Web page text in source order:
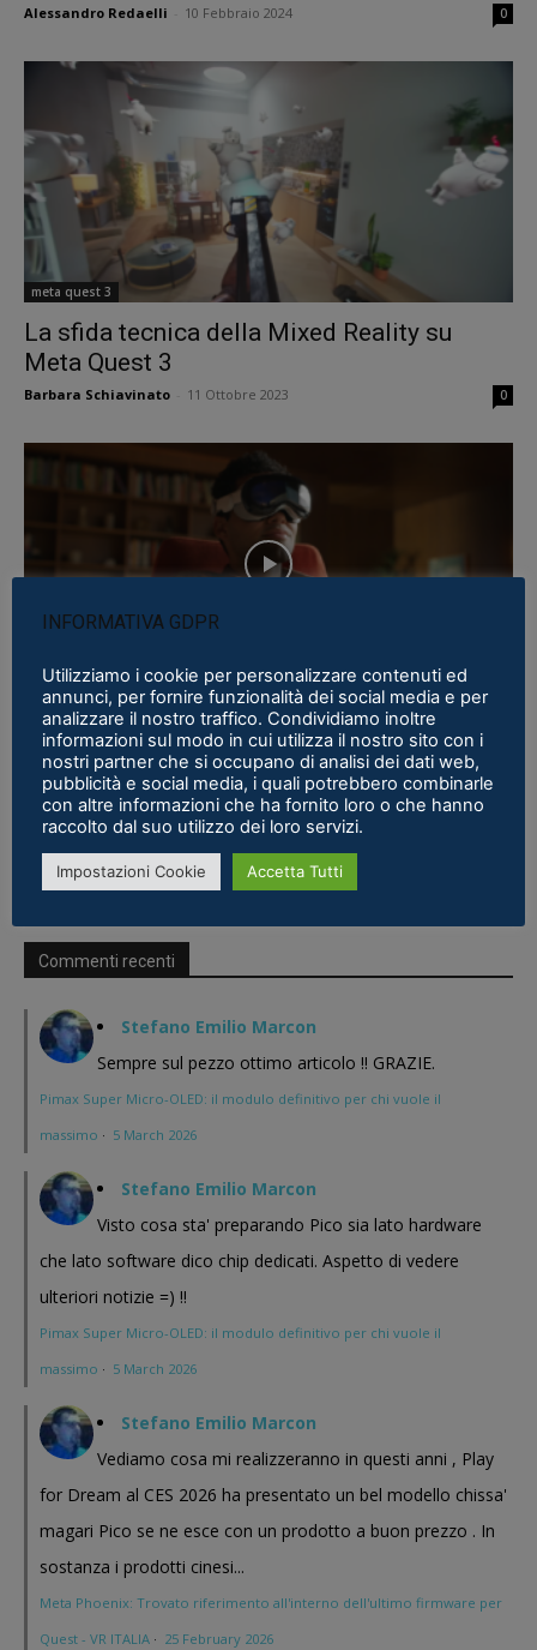
Alessandro Redaelli 10 Febbraio 2024 0
meta quest 3
La sfida tecnica della Mixed Reality su
Meta Quest 3
Barbara Schiavinato 11 Ottobre 2023 0
Recensioni
Cos’è il Vision Pro, l’avveniristico visore
VR/AR di Apple
Alessandro Redaelli - 6 Giugno 2023
Commenti recenti
Stefano Emilio Marcon
Sempre sul pezzo ottimo articolo !! GRAZIE.
Pimax Super Micro-OLED: il modulo definitivo per chi vuole il
massimo · 5 March 2026
Stefano Emilio Marcon
Visto cosa sta' preparando Pico sia lato hardware
che lato software dico chip dedicati. Aspetto di vedere
ulteriori notizie =) !!
Pimax Super Micro-OLED: il modulo definitivo per chi vuole il
massimo · 5 March 2026
Stefano Emilio Marcon
Vediamo cosa mi realizzeranno in questi anni , Play
for Dream al CES 2026 ha presentato un bel modello chissa'
magari Pico se ne esce con un prodotto a buon prezzo . In
sostanza i prodotti cinesi...
Meta Phoenix: Trovato riferimento all'interno dell'ultimo firmware per
Quest - VR ITALIA · 25 February 2026
INFORMATIVA GDPR
Utilizziamo i cookie per personalizzare contenuti ed
annunci, per fornire funzionalità dei social media e per
analizzare il nostro traffico. Condividiamo inoltre
informazioni sul modo in cui utilizza il nostro sito con i
nostri partner che si occupano di analisi dei dati web,
pubblicità e social media, i quali potrebbero combinarle
con altre informazioni che ha fornito loro o che hanno
raccolto dal suo utilizzo dei loro servizi.
Impostazioni Cookie Accetta Tutti